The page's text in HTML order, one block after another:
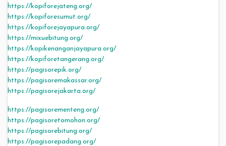
https://kopiforejateng.org/
https://kopiforesumut.org/
https://kopiforejayapura.org/
https://mixuebitung.org/
https://kopikenanganjayapura.org/
https://kopiforetangerang.org/
https://pagisorepik.org/
https://pagisoremakassar.org/
https://pagisorejakarta.org/
https://pagisorementeng.org/
https://pagisoretomohon.org/
https://pagisorebitung.org/
https://pagisorepadang.org/